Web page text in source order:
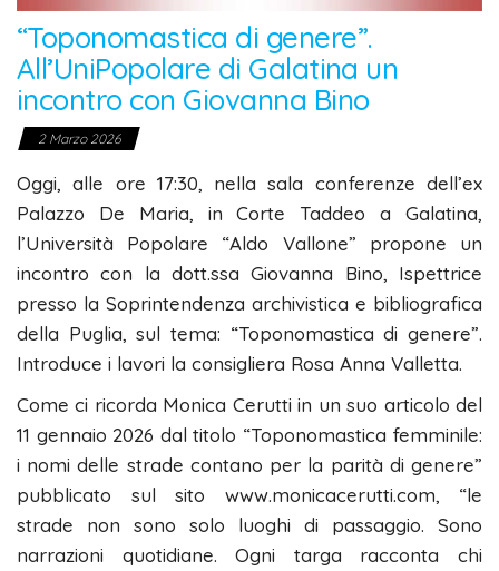
“Toponomastica di genere”.
All’UniPopolare di Galatina un
incontro con Giovanna Bino
2 Marzo 2026
Oggi, alle ore 17:30, nella sala conferenze dell’ex
Palazzo De Maria, in Corte Taddeo a Galatina,
l’Università Popolare “Aldo Vallone” propone un
incontro con la dott.ssa Giovanna Bino, Ispettrice
presso la Soprintendenza archivistica e bibliografica
della Puglia, sul tema: “Toponomastica di genere”.
Introduce i lavori la consigliera Rosa Anna Valletta.
Come ci ricorda Monica Cerutti in un suo articolo del
11 gennaio 2026 dal titolo “Toponomastica femminile:
i nomi delle strade contano per la parità di genere”
pubblicato sul sito www.monicacerutti.com, “le
strade non sono solo luoghi di passaggio. Sono
narrazioni quotidiane. Ogni targa racconta chi